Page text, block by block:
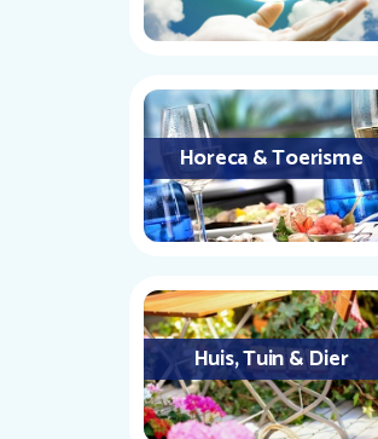
Horeca & Toerisme
Huis, Tuin & Dier